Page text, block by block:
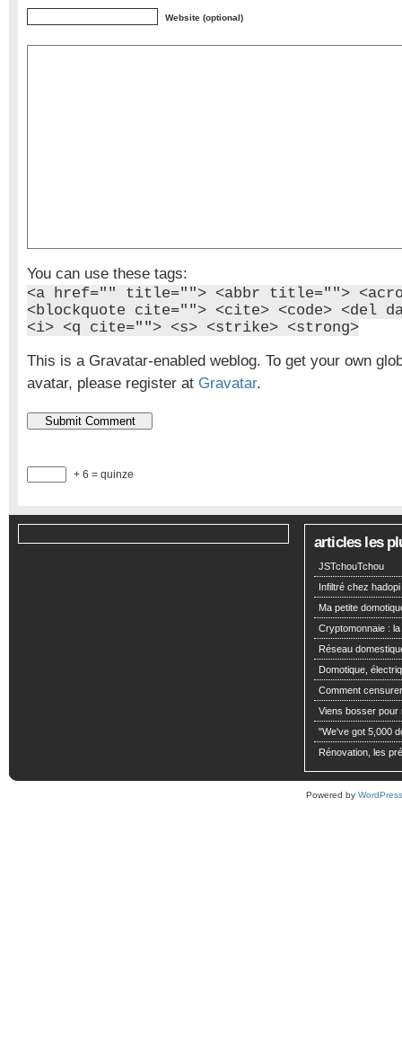
Website (optional)
You can use these tags:
<a href="" title=""> <abbr title="">
<blockquote cite=""> <cite> <code> <del
<i> <q cite=""> <s> <strike> <strong>
This is a Gravatar-enabled weblog. To get your own
avatar, please register at Gravatar.
+ 6 = quinze
articles les
JSTchouTchou
Infiltré chez hadopi
Ma petite
Cryptomonnaie :
Réseau
Domotique,
Comment
Viens bosser pour
"We've got 5,000
Rénovation, les
Powered by WordPress